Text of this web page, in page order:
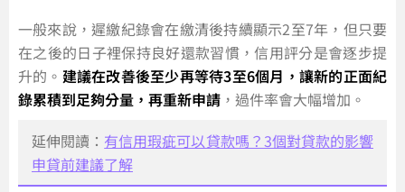
一般來說，遲繳紀錄會在繳清後持續顯示2至7年，但只要
在之後的日子裡保持良好還款習慣，信用評分是會逐步提
升的。 建議在改善後至少再等待3至6個月，讓新的正面紀
錄累積到足夠分量，再重新申請 ，過件率會大幅增加。
延伸閱讀： 有信用瑕疵可以貸款嗎？3個對貸款的影響
申貸前建議了解